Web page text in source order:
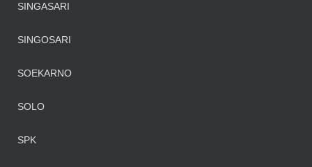
SINGASARI
SINGOSARI
SOEKARNO
SOLO
SPK